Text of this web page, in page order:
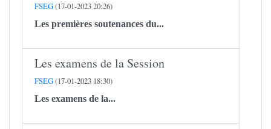
FSEG(17-01-2023 20:26)
Les premières soutenances du...
Les examens de la Session
FSEG(17-01-2023 18:30)
Les examens de la...